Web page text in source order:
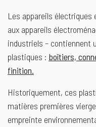
Les appareils
aux appareils
industriels – contiennent
plastiques : boîtiers,
finition.
Historiquement, ces
matières premières
empreinte